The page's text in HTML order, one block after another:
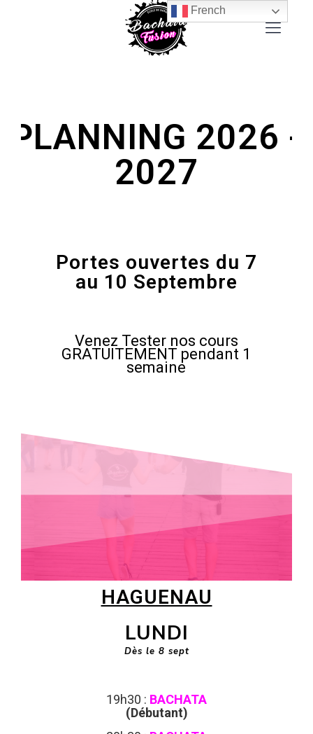
PLANNING 2026 -
2027
Portes ouvertes du 7
au 10 Septembre
Venez Tester nos cours
GRATUITEMENT pendant 1
semaine
HAGUENAU
LUNDI
Dès le 8 sept
19h30 : BACHATA
(Débutant)
French